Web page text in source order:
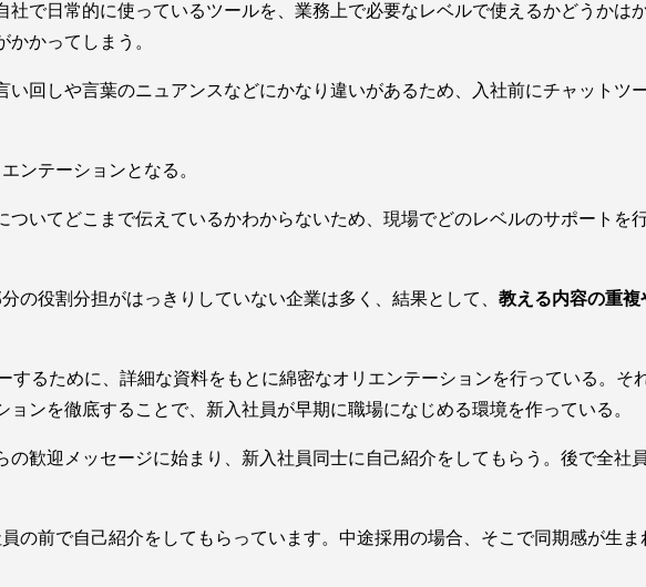
で日常的に使っているツールを、業務上で必要なレベルで使えるかどうかは
かってしまう。
回しや言葉のニュアンスなどにかなり違いがあるため、入社前にチャットツ
ンテーションとなる。
いてどこまで伝えているかわからないため、現場でどのレベルのサポートを
の役割分担がはっきりしていない企業は多く、結果として、 教える内容の重
るために、詳細な資料をもとに綿密なオリエンテーションを行っている。そ
ンを徹底することで、新入社員が早期に職場になじめる環境を作っている。
歓迎メッセージに始まり、新入社員同士に自己紹介をしてもらう。後で全社
の前で自己紹介をしてもらっています。中途採用の場合、そこで同期感が生